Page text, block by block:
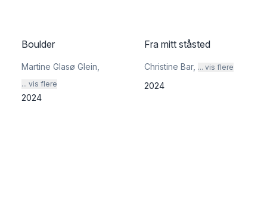
Boulder
Martine Glasø Glein
... vis flere
2024
Fra mitt ståsted
Christine Bar, ... vis flere
2024